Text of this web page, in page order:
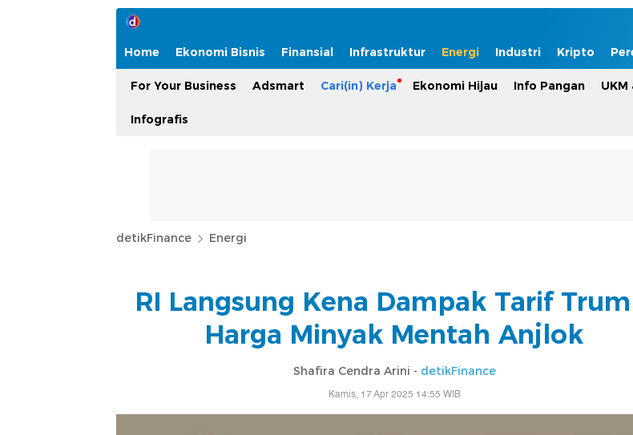
Home Ekonomi Bisnis Finansial Infrastruktur Energi Industri Kripto
For Your Business Adsmart Cari(in) Kerja Ekonomi Hijau Info Pangan UKM
Infografis
detikFinance Energi
RI Langsung Kena Dampak Tarif
Harga Minyak Mentah Anjlok
Shafira Cendra Arini - detikFinance
Kamis, 17 Apr 2025 14:55 WIB